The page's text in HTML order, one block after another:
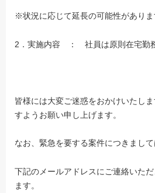
※状況に応じて延長の可能性がありま
2．実施内容 ： 社員は原則在宅勤
皆様には大変ご迷惑をおかけいたし
すようお願い申し上げます。
なお、緊急を要する案件につきまして
下記のメールアドレスにご連絡いた
ます。